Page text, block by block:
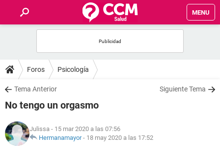
MENU
FOROS
SALUD
NUTRICIÓN
Foros Psicología
Tema Anterior Siguiente Tema
No tengo un orgasmo
Julissa - 15 mar 2020 a las 07:56
Hermanamayor- 18 may 2020 a las 17:52